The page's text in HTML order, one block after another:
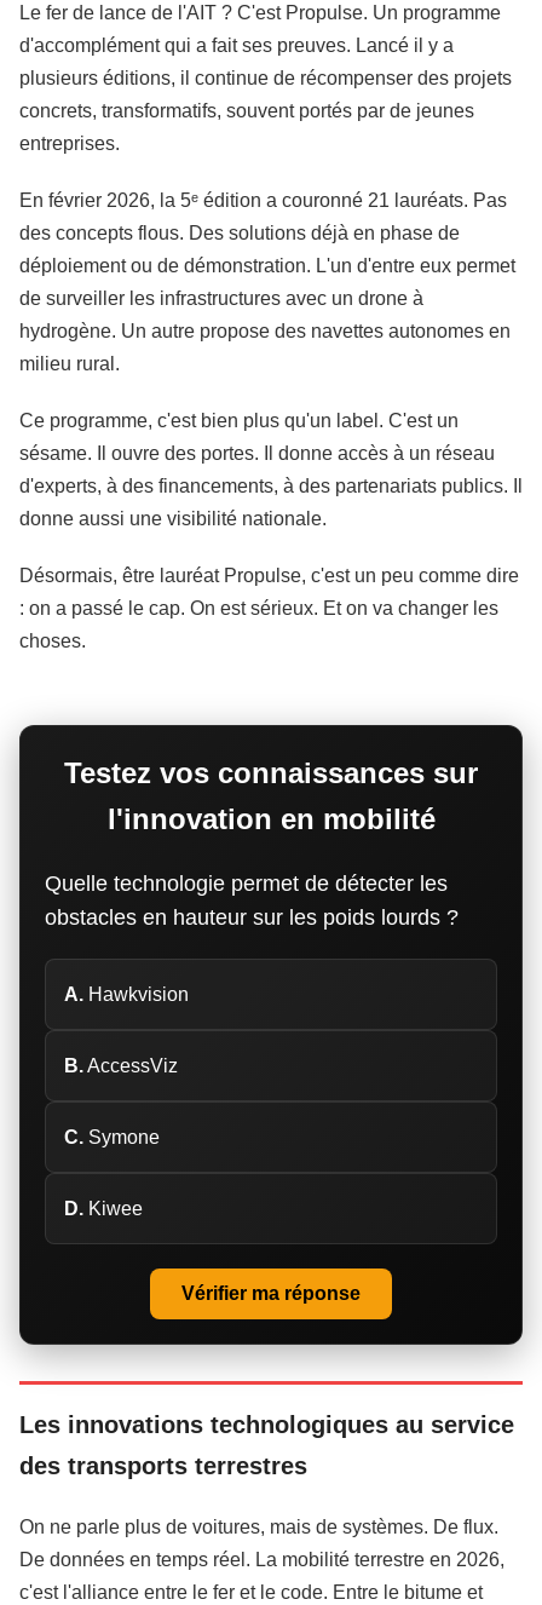
Le fer de lance de l'AIT ? C'est Propulse. Un programme
d'accomplément qui a fait ses preuves. Lancé il y a
plusieurs éditions, il continue de récompenser des projets
concrets, transformatifs, souvent portés par de jeunes
entreprises.
En février 2026, la 5ᵉ édition a couronné 21 lauréats. Pas
des concepts flous. Des solutions déjà en phase de
déploiement ou de démonstration. L'un d'entre eux permet
de surveiller les infrastructures avec un drone à
hydrogène. Un autre propose des navettes autonomes en
milieu rural.
Ce programme, c'est bien plus qu'un label. C'est un
sésame. Il ouvre des portes. Il donne accès à un réseau
d'experts, à des financements, à des partenariats publics. Il
donne aussi une visibilité nationale.
Désormais, être lauréat Propulse, c'est un peu comme dire
: on a passé le cap. On est sérieux. Et on va changer les
choses.
Testez vos connaissances sur
l'innovation en mobilité
Quelle technologie permet de détecter les
obstacles en hauteur sur les poids lourds ?
A. Hawkvision
B.AccessViz
C. Symone
D. Kiwee
Vérifier ma réponse
Les innovations technologiques au service
des transports terrestres
On ne parle plus de voitures, mais de systèmes. De flux.
De données en temps réel. La mobilité terrestre en 2026,
c'est l'alliance entre le fer et le code. Entre le bitume et